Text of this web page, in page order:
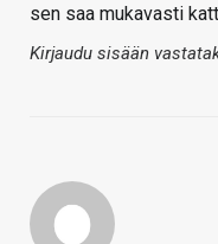
sen saa mukavasti
Kirjaudu sisään